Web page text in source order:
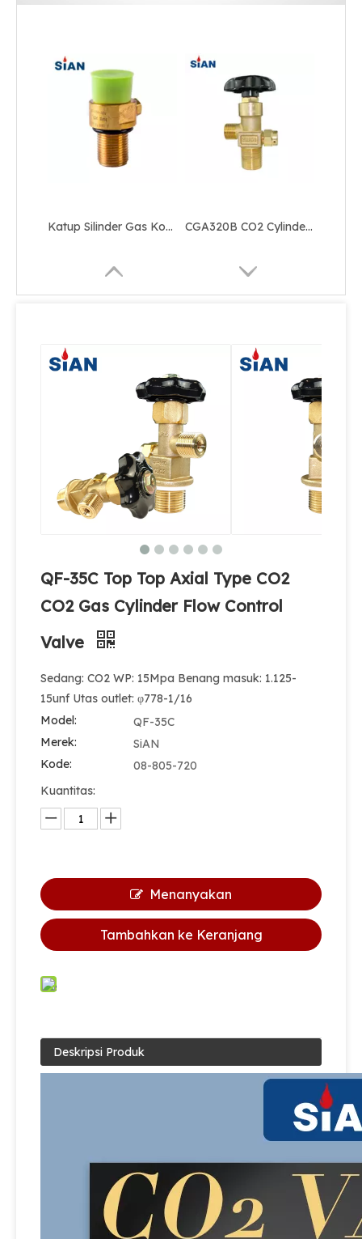
Katup Silinder Gas Kontrol Keamanan Co2 CGA320B CO2 Cylinder Axial Type Valve Kuningan Dari Pabrik Katup Cina Ningbo Fuhua SiAN Brand
QF-35C Top Top Axial Type CO2
CO2 Gas Cylinder Flow Control
Valve
Sedang: CO2 WP: 15Mpa Benang masuk: 1.125-
15unf Utas outlet: φ778-1/16
Model:
QF-35C
Merek:
SiAN
Kode:
08-805-720
Kuantitas:
Menanyakan
Tambahkan ke Keranjang
Deskripsi Produk